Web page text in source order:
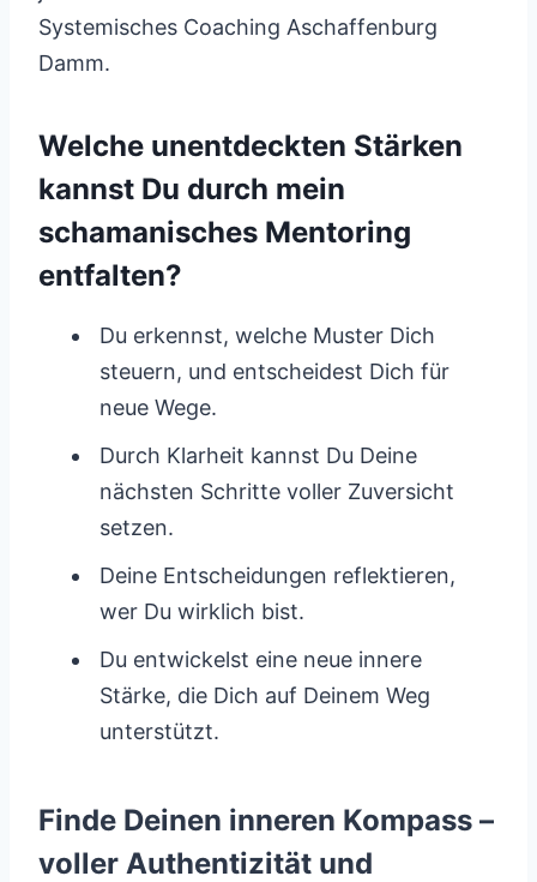
Systemisches Coaching Aschaffenburg
Damm.
Welche unentdeckten Stärken
kannst Du durch mein
schamanisches Mentoring
entfalten?
Du erkennst, welche Muster Dich
steuern, und entscheidest Dich für
neue Wege.
Durch Klarheit kannst Du Deine
nächsten Schritte voller Zuversicht
setzen.
Deine Entscheidungen reflektieren,
wer Du wirklich bist.
Du entwickelst eine neue innere
Stärke, die Dich auf Deinem Weg
unterstützt.
Finde Deinen inneren Kompass –
voller Authentizität und